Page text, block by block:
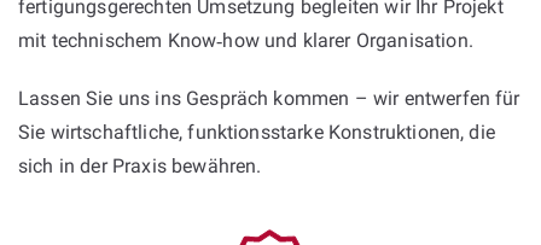
fertigungsgerechten Umsetzung begleiten wir Ihr Projekt
mit technischem Know‑how und klarer Organisation.
Lassen Sie uns ins Gespräch kommen – wir entwerfen für
Sie wirtschaftliche, funktionsstarke Konstruktionen, die
sich in der Praxis bewähren.